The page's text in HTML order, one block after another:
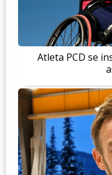
Atleta PCD se